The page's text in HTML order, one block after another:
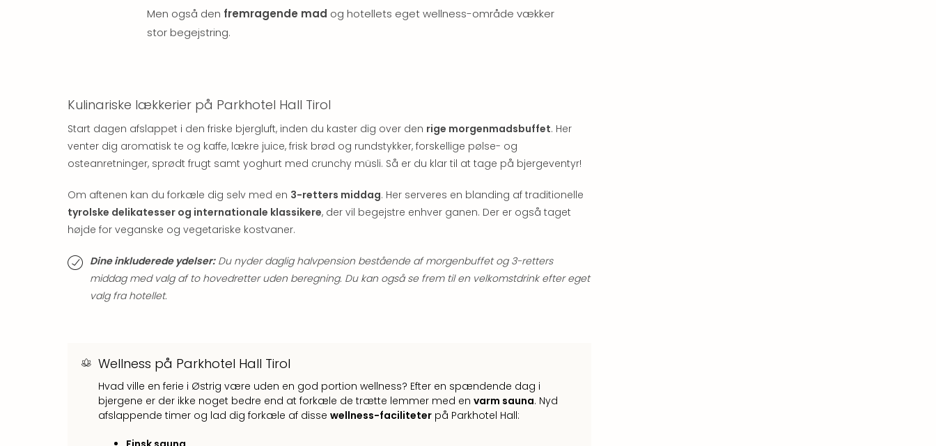
Men også den fremragende mad og hotellets eget wellness-område vækker
stor begejstring.
Kulinariske lækkerier på Parkhotel Hall Tirol
Start dagen afslappet i den friske bjergluft, inden du kaster dig over den rige morgenmadsbuffet. Her
venter dig aromatisk te og kaffe, lækre juice, frisk brød og rundstykker, forskellige pølse- og
osteanretninger, sprødt frugt samt yoghurt med crunchy müsli. Så er du klar til at tage på bjergeventyr!
Om aftenen kan du forkæle dig selv med en 3-retters middag. Her serveres en blanding af traditionelle
tyrolske delikatesser og internationale klassikere, der vil begejstre enhver ganen. Der er også taget
højde for veganske og vegetariske kostvaner.
Dine inkluderede ydelser:Du nyder daglig halvpension bestående af morgenbuffet og 3-retters
middag med valg af to hovedretter uden beregning. Du kan også se frem til en velkomstdrink efter eget
valg fra hotellet.
Wellness på Parkhotel Hall Tirol
Hvad ville en ferie i Østrig være uden en god portion wellness? Efter en spændende dag i
bjergene er der ikke noget bedre end at forkæle de trætte lemmer med en varm sauna. Nyd
afslappende timer og lad dig forkæle af disse wellness-faciliteter på Parkhotel Hall: